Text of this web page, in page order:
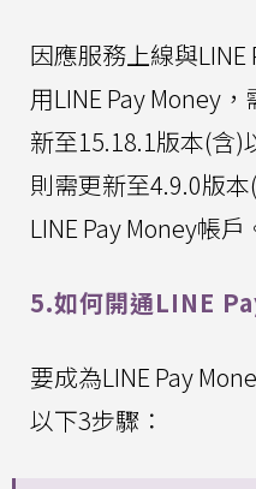
因應服務上線與
用LINE Pay Money
新至15.18.1版本(含)
則需更新至4.9.0版
LINE Pay Money帳戶
5.如何開通LINE
要成為LINE Pay
以下3步驟：